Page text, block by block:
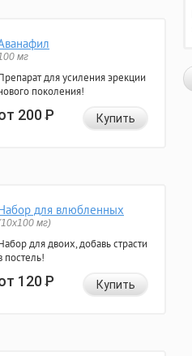
мг
для усиления эрекции
поколения!
200Р Купить
для влюбленных
мг)
для двоих, добавь страсти
постель!
120Р Купить